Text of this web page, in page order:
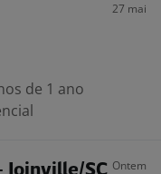
27 mai
de 1 ano
Ontem